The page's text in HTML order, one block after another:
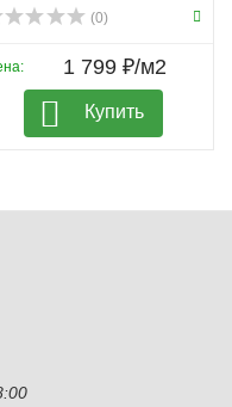
(0)
1 799 ₽/м2
Купить